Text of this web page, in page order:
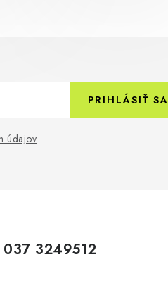
údajov
PRIHLÁSIŤ SA
037 3249512